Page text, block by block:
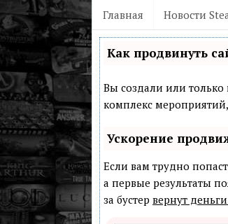
Главная Новости
Как продвинуть
Вы создали или только
комплекс
Ускорение
Если вам трудно
а первые результаты
за бустер вернут